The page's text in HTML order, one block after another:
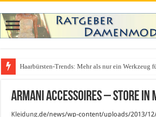
Haarbürsten-Trends: Mehr als nur ein Werkzeug
Armani Accessoires – Store in
Kleidung.de/news/wp-content/uploads/2013/12/